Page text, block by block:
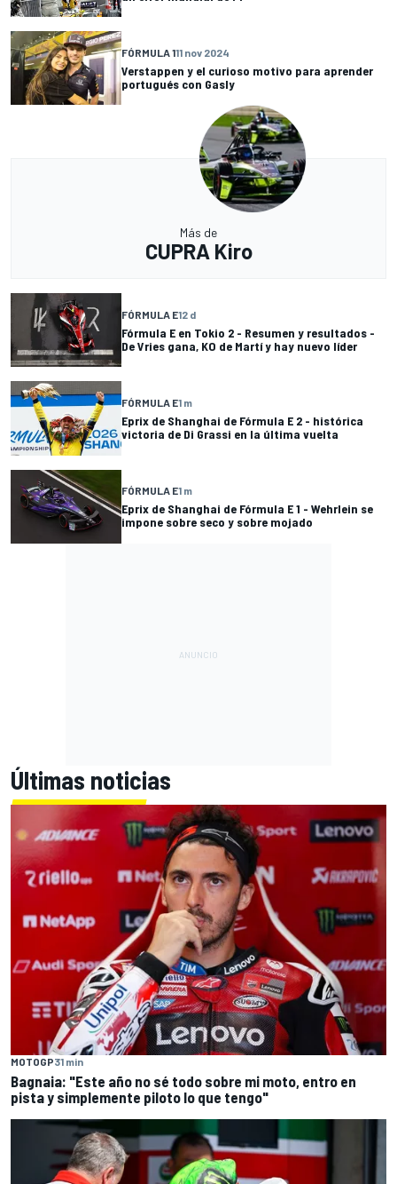
FÓRMULA 111 nov 2024
Verstappen y el curioso motivo para aprender
portugués con Gasly
Más de
CUPRA Kiro
FÓRMULA E12 d
Fórmula E en Tokio 2 - Resumen y resultados -
De Vries gana, KO de Martí y hay nuevo líder
FÓRMULA E1 m
Eprix de Shanghai de Fórmula E 2 - histórica
victoria de Di Grassi en la última vuelta
FÓRMULA E1 m
Eprix de Shanghai de Fórmula E 1 - Wehrlein se
impone sobre seco y sobre mojado
Últimas noticias
MOTOGP31 min
Bagnaia: "Este año no sé todo sobre mi moto, entro en
pista y simplemente piloto lo que tengo"